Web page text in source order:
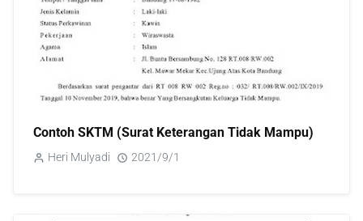
Contoh SKTM (Surat Keterangan Tidak Mampu)
Heri Mulyadi 2021/9/1